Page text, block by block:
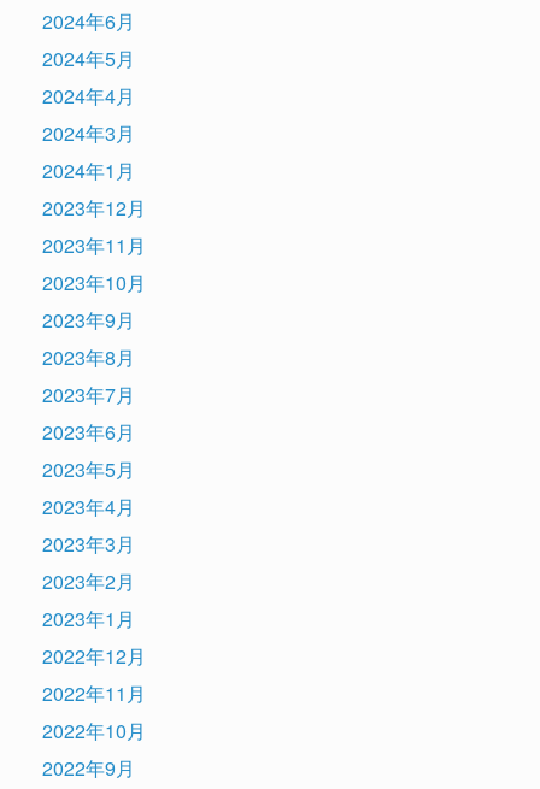
2024年6月
2024年5月
2024年4月
2024年3月
2024年1月
2023年12月
2023年11月
2023年10月
2023年9月
2023年8月
2023年7月
2023年6月
2023年5月
2023年4月
2023年3月
2023年2月
2023年1月
2022年12月
2022年11月
2022年10月
2022年9月